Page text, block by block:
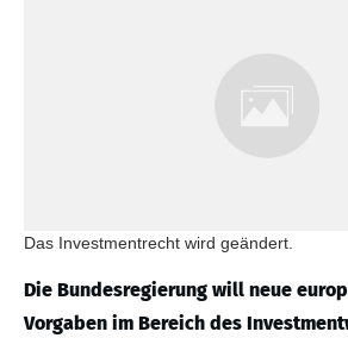
Das Investmentrecht wird geändert.
Die Bundesregierung will neue
Vorgaben im Bereich des